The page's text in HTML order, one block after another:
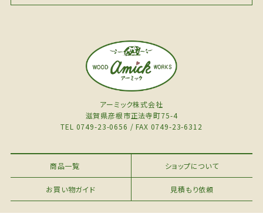
アーミック株式会社
滋賀県彦根市正法寺町75-4
TEL 0749-23-0656 / FAX 0749-23-6312
商品一覧 ショップについて
お買い物ガイド 見積もり依頼